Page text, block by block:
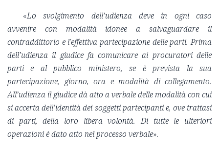
«Lo svolgimento dell’udienza deve in ogni caso
avvenire con modalità idonee a salvaguardare il
contraddittorio e l'effettiva partecipazione delle parti. Prima
dell’udienza il giudice fa comunicare ai procuratori delle
parti e al pubblico ministero, se è prevista la sua
partecipazione, giorno, ora e modalità di collegamento.
All’udienza il giudice dà atto a verbale delle modalità con cui
si accerta dell’identità dei soggetti partecipanti e, ove trattasi
di parti, della loro libera volontà. Di tutte le ulteriori
operazioni è dato atto nel processo verbale».